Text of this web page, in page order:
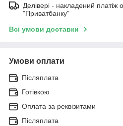
Делівері - накладений платіж
"Приватбанку"
Всі умови доставки
Умови оплати
Післяплата
Готівкою
Оплата за реквізитами
Післяплата